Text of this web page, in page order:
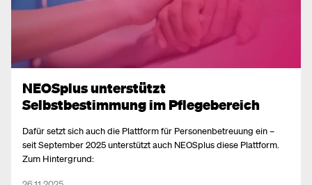
NEOSplus unterstützt
Selbstbestimmung im Pflegebereich
Dafür setzt sich auch die Plattform für Personenbetreuung ein –
seit September 2025 unterstützt auch NEOSplus diese Plattform.
Zum Hintergrund: